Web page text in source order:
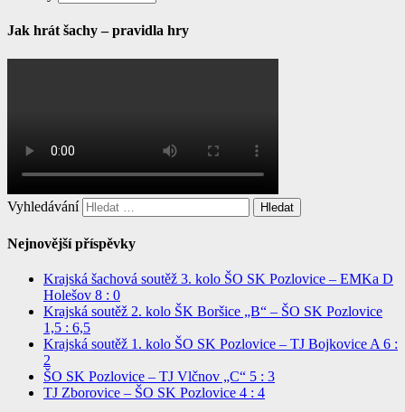
Jak hrát šachy – pravidla hry
Vyhledávání
Nejnovější příspěvky
Krajská šachová soutěž 3. kolo ŠO SK Pozlovice – EMKa D
Holešov 8 : 0
Krajská soutěž 2. kolo ŠK Boršice „B“ – ŠO SK Pozlovice
1,5 : 6,5
Krajská soutěž 1. kolo ŠO SK Pozlovice – TJ Bojkovice A 6 :
2
ŠO SK Pozlovice – TJ Vlčnov „C“ 5 : 3
TJ Zborovice – ŠO SK Pozlovice 4 : 4